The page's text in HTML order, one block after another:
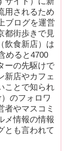
用されるため
ブログを運営
都街歩きで見
飲食新店）は
めると4700
ーの先駆けで
新店やカフェ
ことで知られ
のフォロワ
者やマスコミ
メ情報の情報
とも言われて